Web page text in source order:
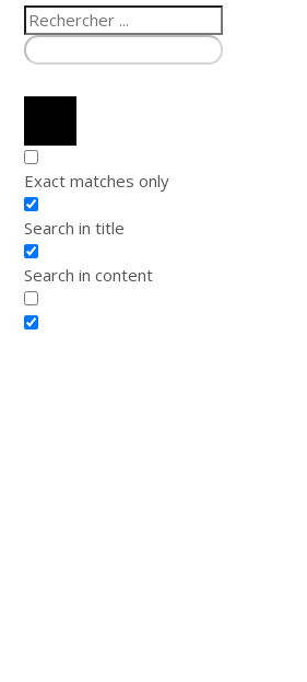
Exact matches only
Search in title
Search in content